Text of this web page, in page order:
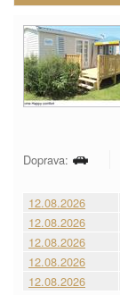
Doprava:
12.08.2026
12.08.2026
12.08.2026
12.08.2026
12.08.2026